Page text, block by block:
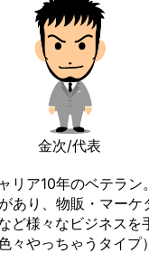
金次/代表
リア10年のベテラン。
あり、物販・マーケ
ど様々なビジネスを
々やっちゃうタイプ）